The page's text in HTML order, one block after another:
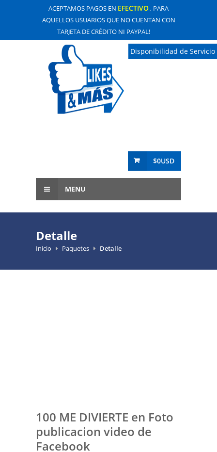
Disponibilidad de Servicio
ACEPTAMOS PAGOS EN EFECTIVO, PARA
AQUELLOS USUARIOS QUE NO CUENTAN CON
TARJETA DE CRÉDITO NI PAYPAL!
$0USD
MENU
Detalle
Inicio Paquetes Detalle
100 ME DIVIERTE en Foto
publicacion video de
Facebook